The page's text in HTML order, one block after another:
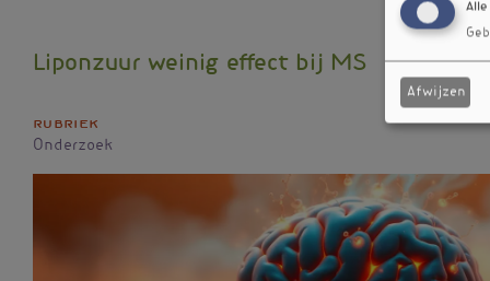
Liponzuur weinig effect bij MS
Rubriek
Onderzoek
Alle
Afwijzen